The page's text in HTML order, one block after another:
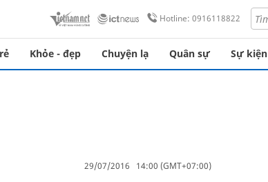
Hotline: 0916118822
Khỏe - đẹp Chuyện lạ Quân sự Sự kiện
29/07/2016 14:00 (GMT+07:00)